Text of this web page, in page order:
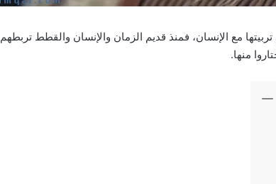
مع الإنسان، فمنذ قديم الزمان والإنسان والقطط تربطهم
منها.